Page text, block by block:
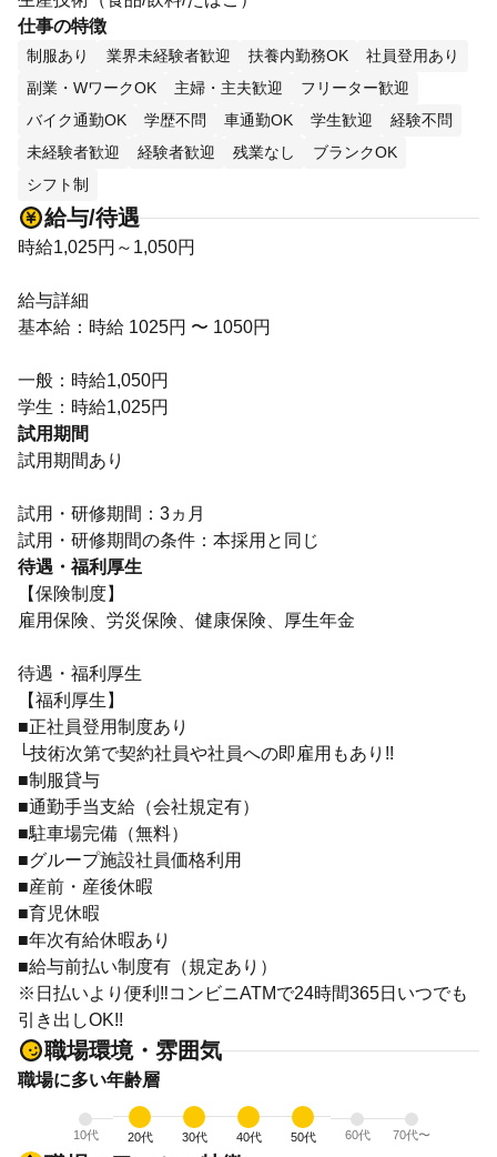
仕事の特徴
制服あり 業界未経験者歓迎 扶養内勤務OK
社員登用あり
副業・WワークOK
主婦・主夫歓迎
フリーター歓迎
バイク通勤OK
学歴不問 車通勤OK 学生歓迎
経験不問
未経験者歓迎
経験者歓迎 残業なし
ブランクOK
シフト制
給与/待遇
時給1,025円～1,050円
給与詳細
基本給：時給 1025円 〜 1050円
一般：時給1,050円
学生：時給1,025円
試用期間
試用期間あり
試用・研修期間：3ヵ月
待遇・福利厚生
【保険制度】
雇用保険、労災保険、健康保険、厚生年金
待遇・福利厚生
【福利厚生】
■正社員登用制度あり
└技術次第で契約社員や社員への即雇用もあり!!
■制服貸与
■通勤手当支給（会社規定有）
■駐車場完備（無料）
■グループ施設社員価格利用
■産前・産後休暇
■育児休暇
■年次有給休暇あり
■給与前払い制度有（規定あり）
※日払いより便利‼コンビニATMで24時間365日いつでも
引き出しOK!!
職場環境・雰囲気
職場に多い年齢層
10代 20代 30代 40代 50代 60代 70代〜